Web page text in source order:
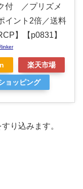
付 ／プリズメ
ント2倍／送料
】【p0831】
楽天市場
ョッピング
り込みます。